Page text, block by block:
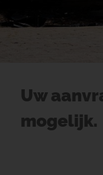
Uw
mogelijk.